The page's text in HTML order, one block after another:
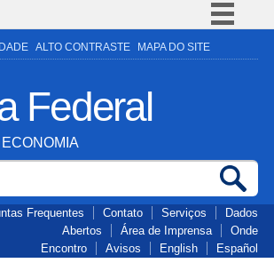
Simplifique!
Participe
Legislação
ALTO CONTRASTE MAPA DO SITE
Federal
Frequentes Contato Serviços
Dados
Abertos
Área de Imprensa
Onde
Encontro
Avisos English Español